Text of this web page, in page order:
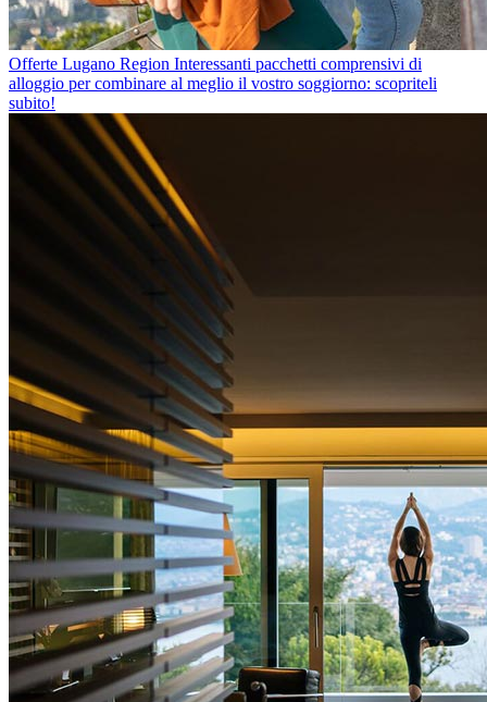
Offerte Lugano Region Interessanti pacchetti comprensivi di
alloggio per combinare al meglio il vostro soggiorno: scopriteli
subito!